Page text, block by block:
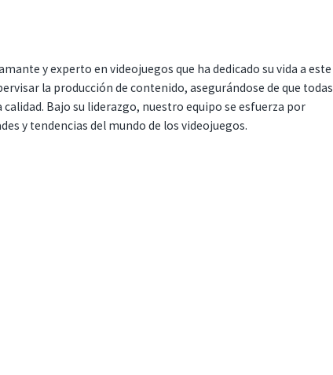
y experto en videojuegos que ha dedicado su vida a este
la producción de contenido, asegurándose de que todas
Bajo su liderazgo, nuestro equipo se esfuerza por
y tendencias del mundo de los videojuegos.